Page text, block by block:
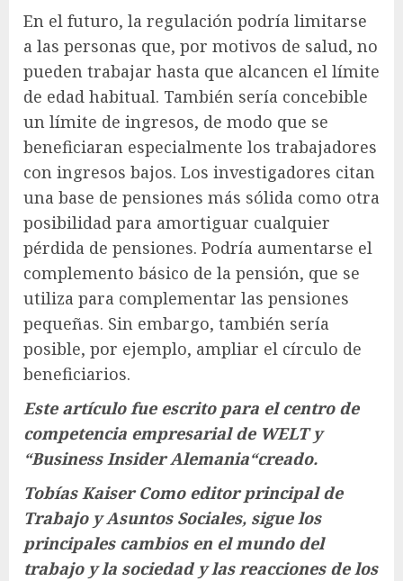
En el futuro, la regulación podría limitarse
a las personas que, por motivos de salud, no
pueden trabajar hasta que alcancen el límite
de edad habitual. También sería concebible
un límite de ingresos, de modo que se
beneficiaran especialmente los trabajadores
con ingresos bajos. Los investigadores citan
una base de pensiones más sólida como otra
posibilidad para amortiguar cualquier
pérdida de pensiones. Podría aumentarse el
complemento básico de la pensión, que se
utiliza para complementar las pensiones
pequeñas. Sin embargo, también sería
posible, por ejemplo, ampliar el círculo de
beneficiarios.
Este artículo fue escrito para el centro de
competencia empresarial de WELT y
“Business Insider Alemania“creado.
Tobías KaiserComo editor principal de
Trabajo y Asuntos Sociales, sigue los
principales cambios en el mundo del
trabajo y la sociedad y las reacciones de los